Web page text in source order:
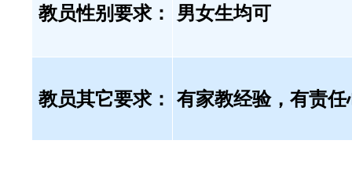
教员性别要求： 男女生均可
教员其它要求： 有家教经验，有责任